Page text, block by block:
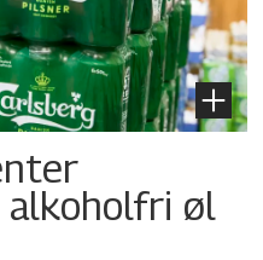
alkoholfri øl